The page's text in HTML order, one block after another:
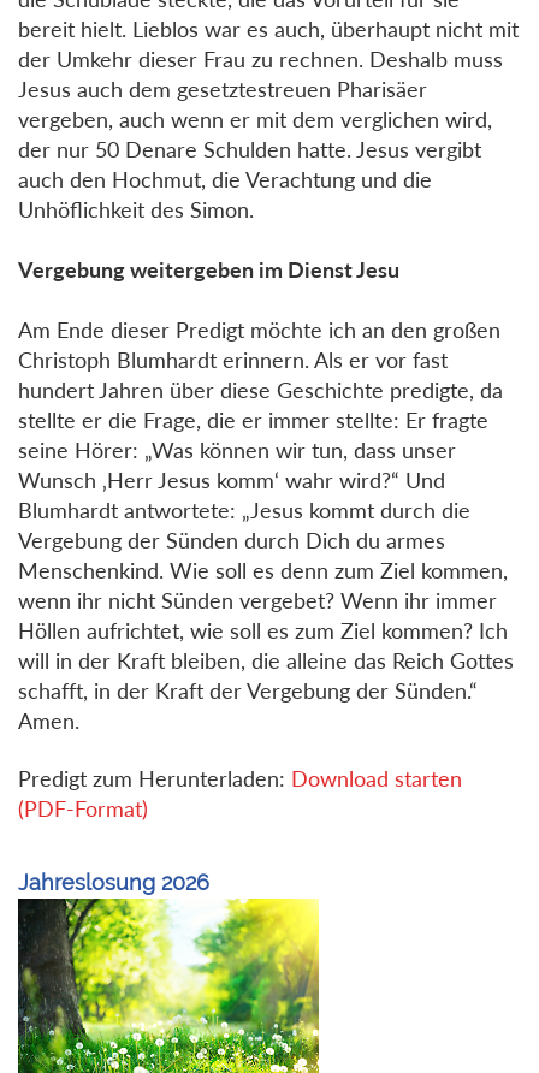
bereit hielt. Lieblos war es auch, überhaupt nicht mit
der Umkehr dieser Frau zu rechnen. Deshalb muss
Jesus auch dem gesetztestreuen Pharisäer
vergeben, auch wenn er mit dem verglichen wird,
der nur 50 Denare Schulden hatte. Jesus vergibt
auch den Hochmut, die Verachtung und die
Unhöflichkeit des Simon.
Vergebung weitergeben im Dienst Jesu
Am Ende dieser Predigt möchte ich an den großen
Christoph Blumhardt erinnern. Als er vor fast
hundert Jahren über diese Geschichte predigte, da
stellte er die Frage, die er immer stellte: Er fragte
seine Hörer: „Was können wir tun, dass unser
Wunsch ‚Herr Jesus komm‘ wahr wird?“ Und
Blumhardt antwortete: „Jesus kommt durch die
Vergebung der Sünden durch Dich du armes
Menschenkind. Wie soll es denn zum Ziel kommen,
wenn ihr nicht Sünden vergebet? Wenn ihr immer
Höllen aufrichtet, wie soll es zum Ziel kommen? Ich
will in der Kraft bleiben, die alleine das Reich Gottes
schafft, in der Kraft der Vergebung der Sünden.“
Amen.
Predigt zum Herunterladen: Download starten
(PDF-Format)
Jahreslosung 2026